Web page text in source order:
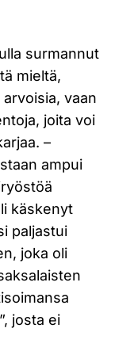
surmannut
mieltä,
vaan
joita voi
–
ampui
käskenyt
paljastui
joka oli
josta ei